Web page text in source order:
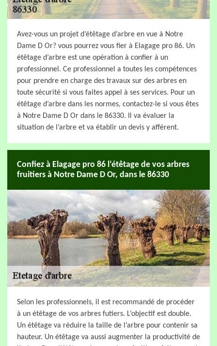
Avez-vous un projet d’étêtage d’arbre en vue à Notre
Dame D Or? vous pourrez vous fier à Elagage pro 86. Un
étêtage d’arbre est une opération à confier à un
professionnel. Ce professionnel a toutes les compétences
pour prendre en charge des travaux sur des arbres en
toute sécurité si vous faites appel à ses services. Pour un
étêtage d’arbre dans les normes, contactez-le si vous êtes
à Notre Dame D Or dans le 86330. Il va évaluer la
situation de l’arbre et va établir un devis y afférent.
Confiez à Elagage pro 86 l’étêtage de vos arbres
fruitiers à Notre Dame D Or, dans le 86330
Selon les professionnels, il est recommandé de procéder
à un étêtage de vos arbres futiers. L’objectif est double.
Un étêtage va réduire la taille de l’arbre pour contenir sa
hauteur. Un étêtage va aussi augmenter la productivité de